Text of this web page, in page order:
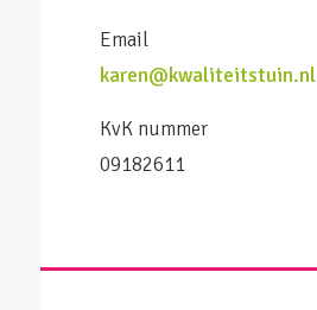
Email
karen@kwaliteitstuin.nl
KvK nummer
09182611